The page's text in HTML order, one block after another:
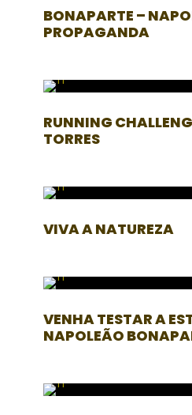
BONAPARTE –
PROPAGANDA
RUNNING
TORRES
VIVA A NATUREZA
VENHA TESTAR A
NAPOLEÃO